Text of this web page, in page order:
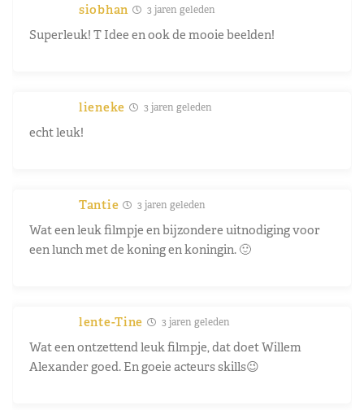
siobhan 3 jaren geleden
Superleuk! T Idee en ook de mooie beelden!
lieneke 3 jaren geleden
echt leuk!
Tantie 3 jaren geleden
Wat een leuk filmpje en bijzondere uitnodiging voor
een lunch met de koning en koningin. 🙂
lente-Tine 3 jaren geleden
Wat een ontzettend leuk filmpje, dat doet Willem
Alexander goed. En goeie acteurs skills😉